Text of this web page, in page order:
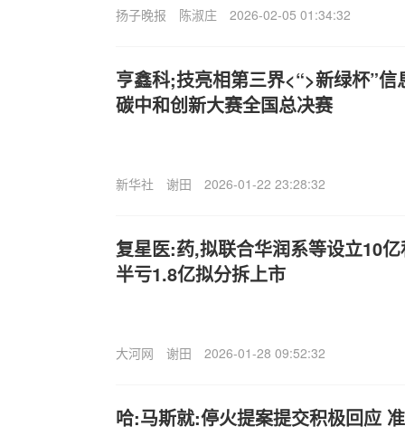
扬子晚报 陈淑庄 2026-02-05 01:34:32
亨鑫科;技亮相第三界<“>新绿杯”
碳中和创新大赛全国总决赛
新华社 谢田 2026-01-22 23:28:32
复星医:药,拟联合华润系等设立10
半亏1.8亿拟分拆上市
大河网 谢田 2026-01-28 09:52:32
哈:马斯就:停火提案提交积极回应